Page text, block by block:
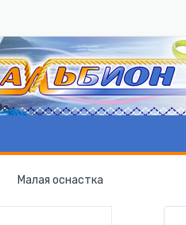
Малая оснастка